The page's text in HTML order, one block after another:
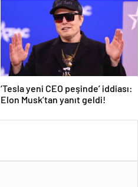
‘Tesla yeni CEO peşinde’ iddiası:
Elon Musk’tan yanıt geldi!